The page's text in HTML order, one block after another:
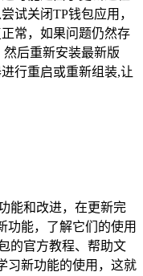
试关闭TP钱包应用，
常，如果问题仍然存
后重新安装最新版
行重启或重新组装,让
能和改进，在更新完
功能，了解它们的使用
的官方教程、帮助文
习新功能的使用，这就